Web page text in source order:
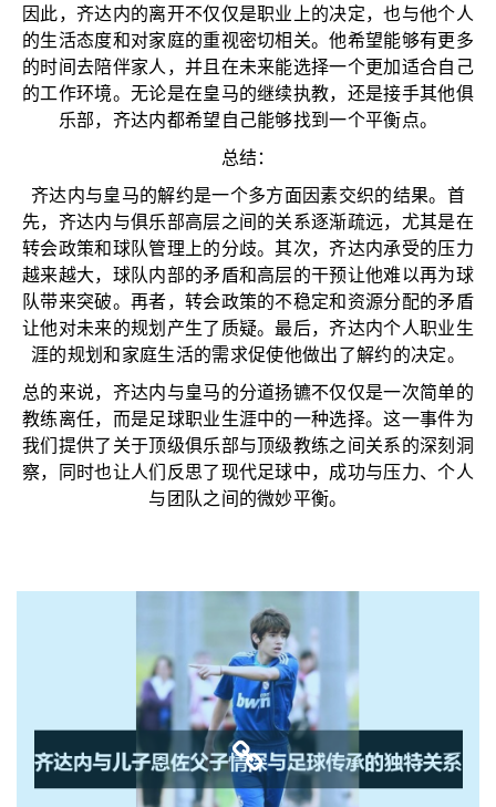
因此，齐达内的离开不仅仅是职业上的决定，也与他个人
的生活态度和对家庭的重视密切相关。他希望能够有更多
的时间去陪伴家人，并且在未来能选择一个更加适合自己
的工作环境。无论是在皇马的继续执教，还是接手其他俱
乐部，齐达内都希望自己能够找到一个平衡点。
总结：
齐达内与皇马的解约是一个多方面因素交织的结果。首
先，齐达内与俱乐部高层之间的关系逐渐疏远，尤其是在
转会政策和球队管理上的分歧。其次，齐达内承受的压力
越来越大，球队内部的矛盾和高层的干预让他难以再为球
队带来突破。再者，转会政策的不稳定和资源分配的矛盾
让他对未来的规划产生了质疑。最后，齐达内个人职业生
涯的规划和家庭生活的需求促使他做出了解约的决定。
总的来说，齐达内与皇马的分道扬镳不仅仅是一次简单的
教练离任，而是足球职业生涯中的一种选择。这一事件为
我们提供了关于顶级俱乐部与顶级教练之间关系的深刻洞
察，同时也让人们反思了现代足球中，成功与压力、个人
与团队之间的微妙平衡。